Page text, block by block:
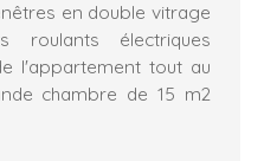
en double vitrage
électriques
l'appartement tout au
chambre de 15 m2